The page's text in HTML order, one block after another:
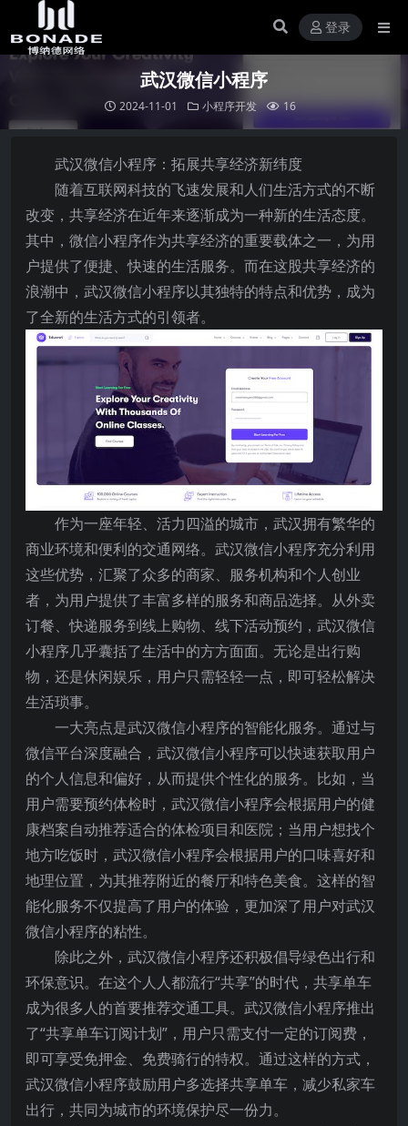
登录
武汉微信小程序
2024-11-01 小程序开发 16
武汉微信小程序：拓展共享经济新纬度
随着互联网科技的飞速发展和人们生活方式的不断
改变，共享经济在近年来逐渐成为一种新的生活态度。
其中，微信小程序作为共享经济的重要载体之一，为用
户提供了便捷、快速的生活服务。而在这股共享经济的
浪潮中，武汉微信小程序以其独特的特点和优势，成为
了全新的生活方式的引领者。
作为一座年轻、活力四溢的城市，武汉拥有繁华的
商业环境和便利的交通网络。武汉微信小程序充分利用
这些优势，汇聚了众多的商家、服务机构和个人创业
者，为用户提供了丰富多样的服务和商品选择。从外卖
订餐、快递服务到线上购物、线下活动预约，武汉微信
小程序几乎囊括了生活中的方方面面。无论是出行购
物，还是休闲娱乐，用户只需轻轻一点，即可轻松解决
生活琐事。
一大亮点是武汉微信小程序的智能化服务。通过与
微信平台深度融合，武汉微信小程序可以快速获取用户
的个人信息和偏好，从而提供个性化的服务。比如，当
用户需要预约体检时，武汉微信小程序会根据用户的健
康档案自动推荐适合的体检项目和医院；当用户想找个
地方吃饭时，武汉微信小程序会根据用户的口味喜好和
地理位置，为其推荐附近的餐厅和特色美食。这样的智
能化服务不仅提高了用户的体验，更加深了用户对武汉
微信小程序的粘性。
除此之外，武汉微信小程序还积极倡导绿色出行和
环保意识。在这个人人都流行“共享”的时代，共享单车
成为很多人的首要推荐交通工具。武汉微信小程序推出
了“共享单车订阅计划”，用户只需支付一定的订阅费，
即可享受免押金、免费骑行的特权。通过这样的方式，
武汉微信小程序鼓励用户多选择共享单车，减少私家车
出行，共同为城市的环境保护尽一份力。